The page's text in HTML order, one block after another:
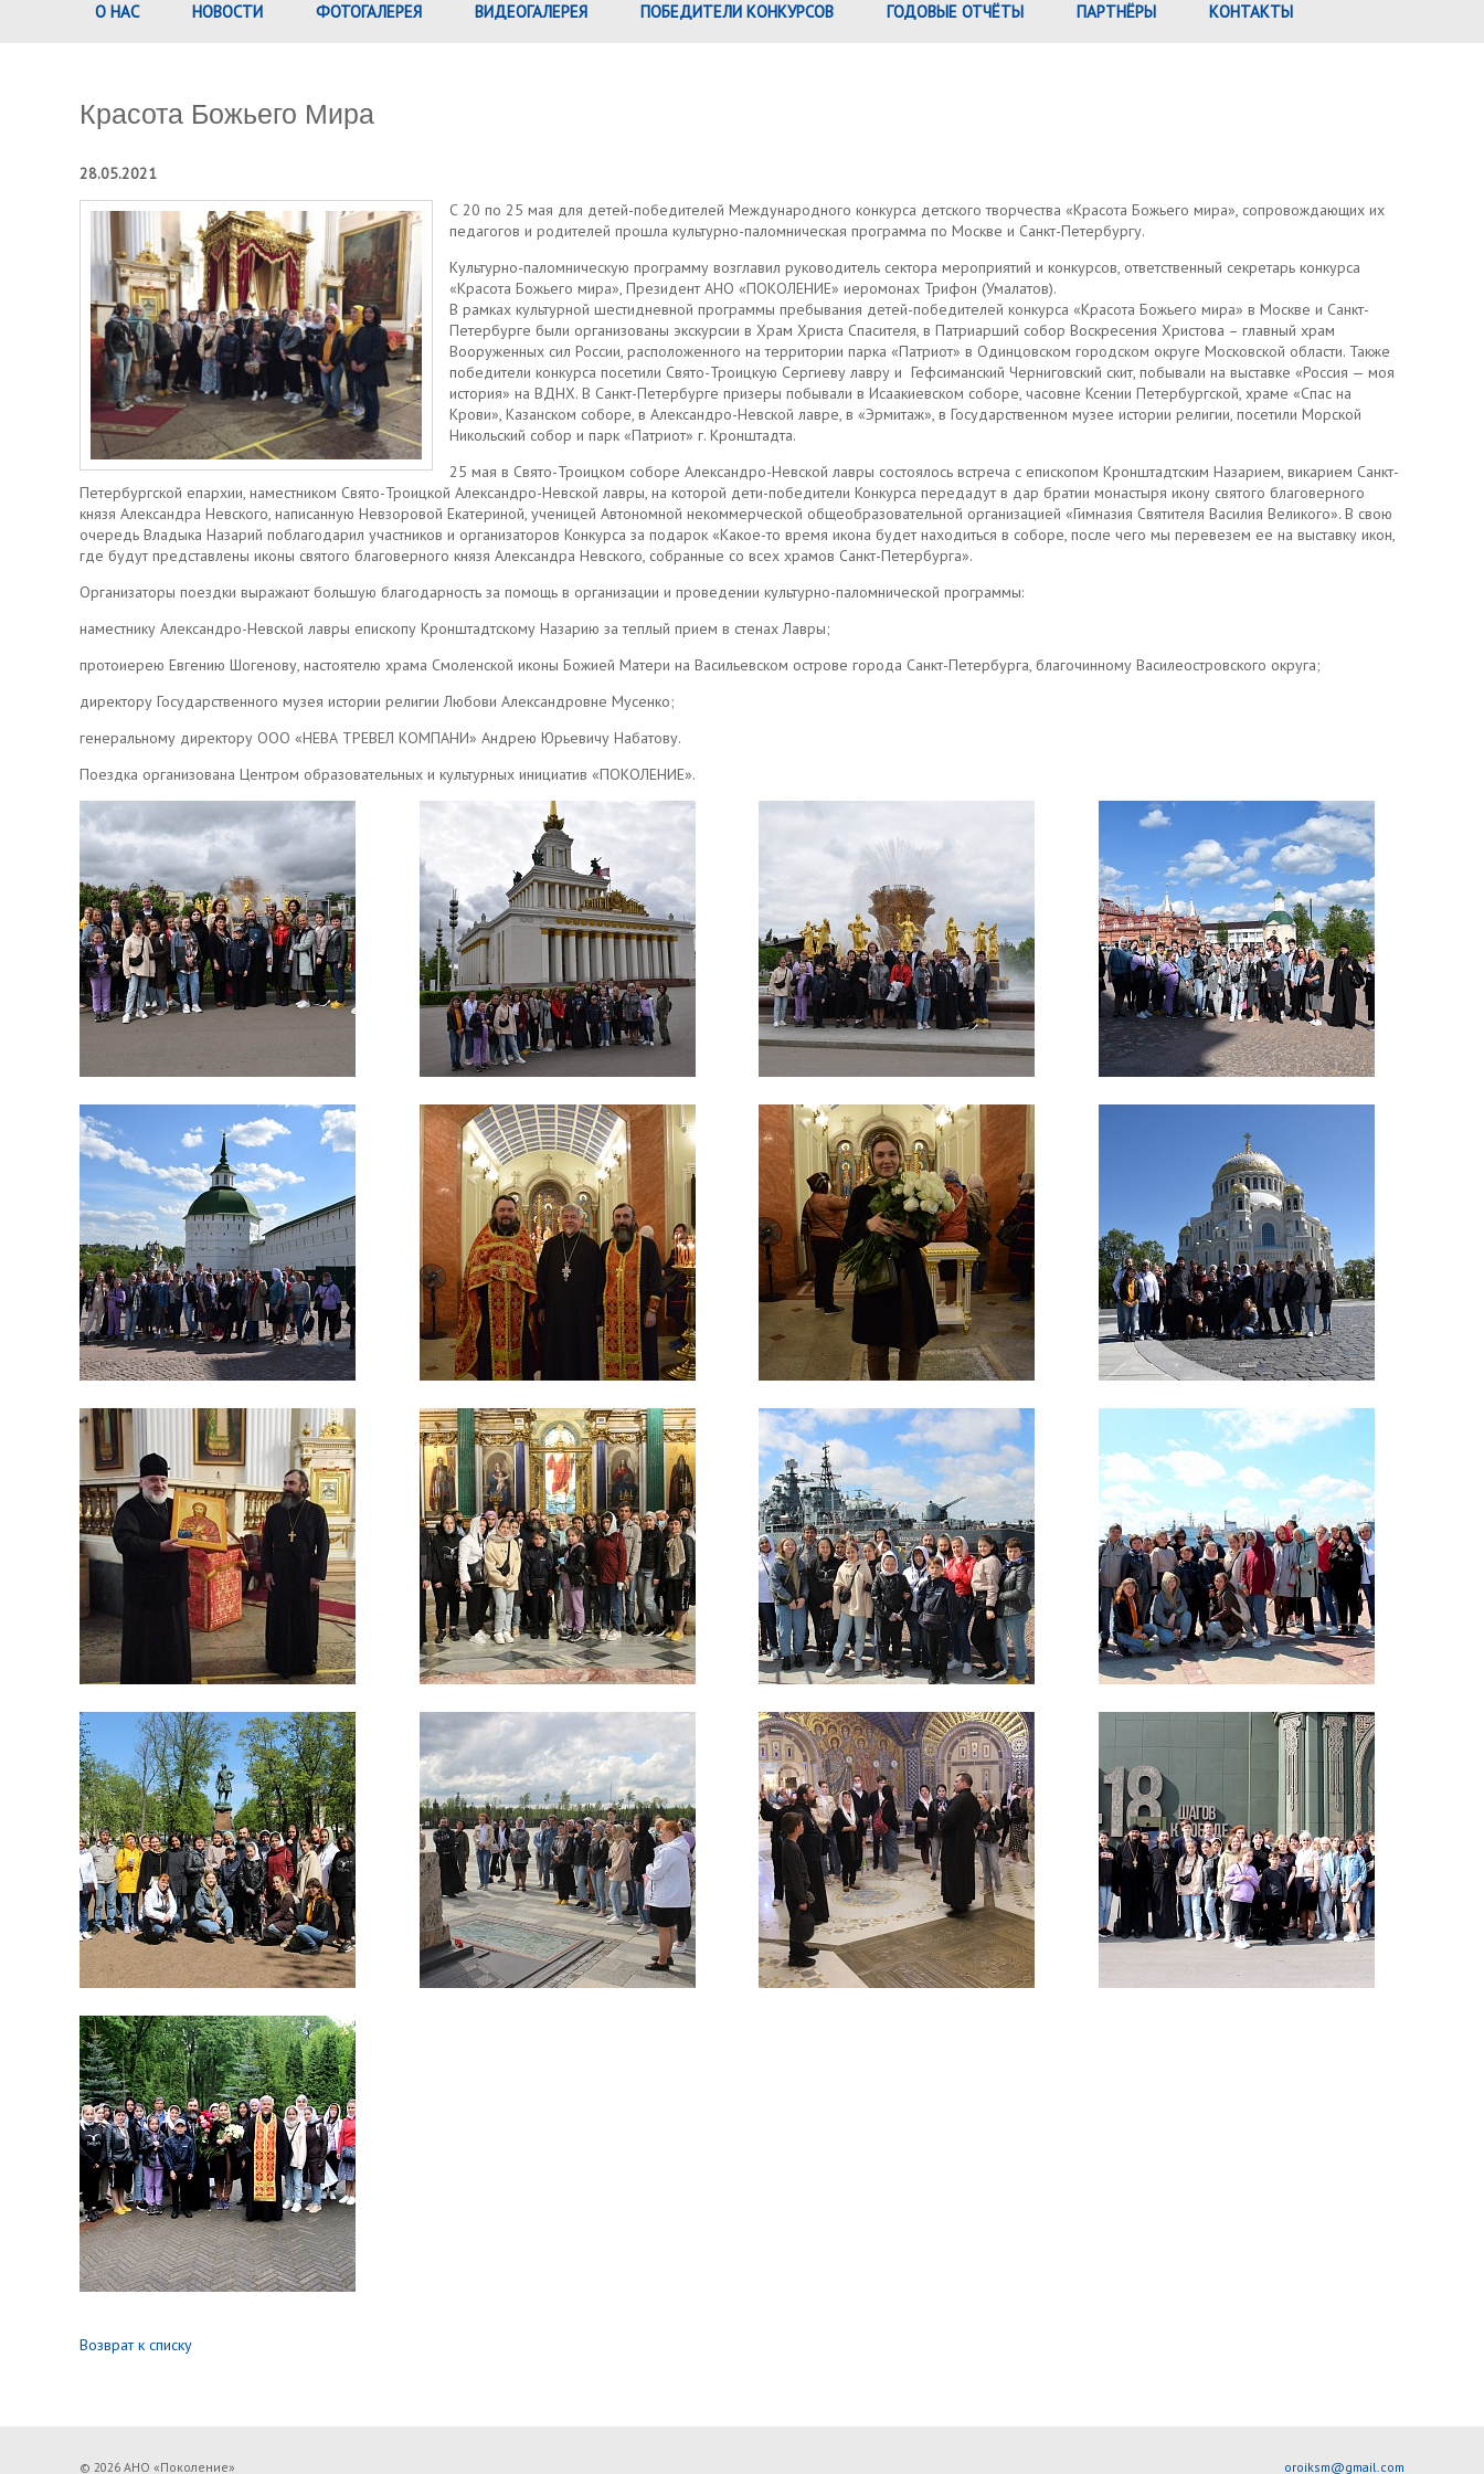
О НАС НОВОСТИ ФОТОГАЛЕРЕЯ ВИДЕОГАЛЕРЕЯ ПОБЕДИТЕЛИ КОНКУРСОВ ГОДОВЫЕ ОТЧЁТЫ ПАРТНЁРЫ КОНТАКТЫ
Красота Божьего Мира
28.05.2021
С 20 по 25 мая для детей-победителей Международного конкурса детского творчества «Красота Божьего мира», сопровождающих их
педагогов и родителей прошла культурно-паломническая программа по Москве и Санкт-Петербургу.
Культурно-паломническую программу возглавил руководитель сектора мероприятий и конкурсов, ответственный секретарь конкурса
«Красота Божьего мира», Президент АНО «ПОКОЛЕНИЕ» иеромонах Трифон (Умалатов).
В рамках культурной шестидневной программы пребывания детей-победителей конкурса «Красота Божьего мира» в Москве и Санкт-
Петербурге были организованы экскурсии в Храм Христа Спасителя, в Патриарший собор Воскресения Христова – главный храм
Вооруженных сил России, расположенного на территории парка «Патриот» в Одинцовском городском округе Московской области. Также
победители конкурса посетили Свято-Троицкую Сергиеву лавру и Гефсиманский Черниговский скит, побывали на выставке «Россия — моя
история» на ВДНХ. В Санкт-Петербурге призеры побывали в Исаакиевском соборе, часовне Ксении Петербургской, храме «Спас на
Крови», Казанском соборе, в Александро-Невской лавре, в «Эрмитаж», в Государственном музее истории религии, посетили Морской
Никольский собор и парк «Патриот» г. Кронштадта.
25 мая в Свято-Троицком соборе Александро-Невской лавры состоялось встреча с епископом Кронштадтским Назарием, викарием Санкт-
Петербургской епархии, наместником Свято-Троицкой Александро-Невской лавры, на которой дети-победители Конкурса передадут в дар братии монастыря икону святого благоверного
князя Александра Невского, написанную Невзоровой Екатериной, ученицей Автономной некоммерческой общеобразовательной организацией «Гимназия Святителя Василия Великого». В свою
очередь Владыка Назарий поблагодарил участников и организаторов Конкурса за подарок «Какое-то время икона будет находиться в соборе, после чего мы перевезем ее на выставку икон,
где будут представлены иконы святого благоверного князя Александра Невского, собранные со всех храмов Санкт-Петербурга».
Организаторы поездки выражают большую благодарность за помощь в организации и проведении культурно-паломнической программы:
наместнику Александро-Невской лавры епископу Кронштадтскому Назарию за теплый прием в стенах Лавры;
протоиерею Евгению Шогенову, настоятелю храма Смоленской иконы Божией Матери на Васильевском острове города Санкт-Петербурга, благочинному Василеостровского округа;
директору Государственного музея истории религии Любови Александровне Мусенко;
генеральному директору ООО «НЕВА ТРЕВЕЛ КОМПАНИ» Андрею Юрьевичу Набатову.
Поездка организована Центром образовательных и культурных инициатив «ПОКОЛЕНИЕ».
Возврат к списку
© 2026 АНО «Поколение» oroiksm@gmail.com